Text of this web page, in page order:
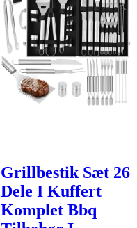
Grillbestik Sæt 26
Dele I Kuffert
Komplet Bbq